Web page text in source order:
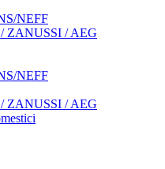
NEFF
ZANUSSI / AEG
NEFF
ZANUSSI / AEG